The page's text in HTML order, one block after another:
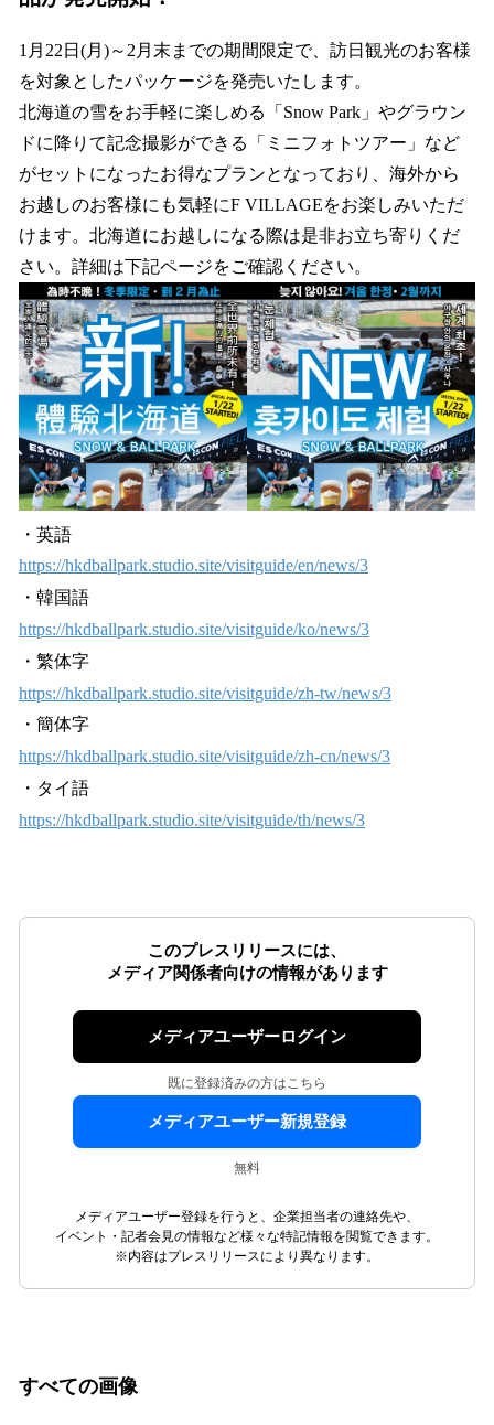
1月22日(月)～2月末までの期間限定で、訪日観光のお客様
を対象としたパッケージを発売いたします。
北海道の雪をお手軽に楽しめる「Snow Park」やグラウン
ドに降りて記念撮影ができる「ミニフォトツアー」など
がセットになったお得なプランとなっており、海外から
お越しのお客様にも気軽にF VILLAGEをお楽しみいただ
けます。北海道にお越しになる際は是非お立ち寄りくだ
さい。詳細は下記ページをご確認ください。
・英語
https://hkdballpark.studio.site/visitguide/en/news/3
・韓国語
https://hkdballpark.studio.site/visitguide/ko/news/3
・繁体字
https://hkdballpark.studio.site/visitguide/zh-tw/news/3
・簡体字
https://hkdballpark.studio.site/visitguide/zh-cn/news/3
・タイ語
https://hkdballpark.studio.site/visitguide/th/news/3
このプレスリリースには、
メディア関係者向けの情報があります
メディアユーザーログイン
既に登録済みの方はこちら
メディアユーザー新規登録
無料
メディアユーザー登録を行うと、企業担当者の連絡先や、
イベント・記者会見の情報など様々な特記情報を閲覧できます。
※内容はプレスリリースにより異なります。
すべての画像